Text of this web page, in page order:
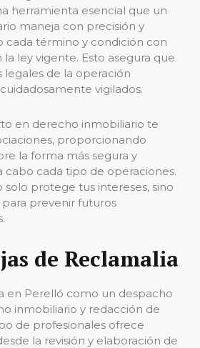
herramienta esencial que un
maneja con precisión y
cada término y condición con
ley vigente. Esto asegura que
legales de la operación
vigilados.
en derecho inmobiliario te
proporcionando
la forma más segura y
cabo cada tipo de operaciones.
solo protege tus intereses, sino
prevenir futuros
de Reclamalia
en Perelló como un despacho
inmobiliario y redacción de
de profesionales ofrece
la revisión y elaboración de